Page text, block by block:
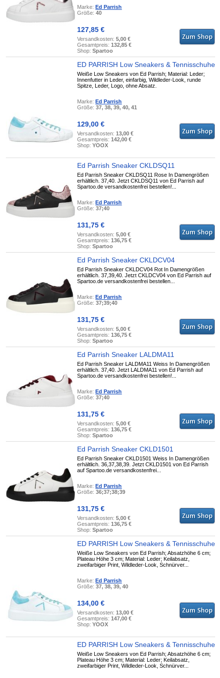
Marke: Ed Parrish
Größe:40
127,85 €
Versandkosten:5,00 €
Gesamtpreis:132,85 €
Shop:Spartoo
ED PARRISH Low Sneakers & Tennisschuhe
Weiße Low Sneakers von Ed Parrish; Material: Leder;
Innenfutter in Leder, einfarbig, Wildleder-Look, runde
Spitze, Leder, Logo, ohne Absatz.
Marke: Ed Parrish
Größe:37, 38, 39, 40, 41
129,00 €
Versandkosten:13,00 €
Gesamtpreis:142,00 €
Shop:YOOX
Ed Parrish Sneaker CKLDSQ11
Ed Parrish Sneaker CKLDSQ11 Rose In Damengrößen
erhältlich. 37,40. Jetzt CKLDSQ11 von Ed Parrish auf
Spartoo.de versandkostenfrei bestellen!...
Marke: Ed Parrish
Größe:37;40
131,75 €
Versandkosten:5,00 €
Gesamtpreis:136,75 €
Shop:Spartoo
Ed Parrish Sneaker CKLDCV04
Ed Parrish Sneaker CKLDCV04 Rot In Damengrößen
erhältlich. 37,39,40. Jetzt CKLDCV04 von Ed Parrish auf
Spartoo.de versandkostenfrei bestellen...
Marke: Ed Parrish
Größe:37;39;40
131,75 €
Versandkosten:5,00 €
Gesamtpreis:136,75 €
Shop:Spartoo
Ed Parrish Sneaker LALDMA11
Ed Parrish Sneaker LALDMA11 Weiss In Damengrößen
erhältlich. 37,40. Jetzt LALDMA11 von Ed Parrish auf
Spartoo.de versandkostenfrei bestellen!...
Marke: Ed Parrish
Größe:37;40
131,75 €
Versandkosten:5,00 €
Gesamtpreis:136,75 €
Shop:Spartoo
Ed Parrish Sneaker CKLD1501
Ed Parrish Sneaker CKLD1501 Weiss In Damengrößen
erhältlich. 36,37,38,39. Jetzt CKLD1501 von Ed Parrish
auf Spartoo.de versandkostenfrei...
Marke: Ed Parrish
Größe:36;37;38;39
131,75 €
Versandkosten:5,00 €
Gesamtpreis:136,75 €
Shop:Spartoo
ED PARRISH Low Sneakers & Tennisschuhe
Weiße Low Sneakers von Ed Parrish; Absatzhöhe 6 cm;
Plateau Höhe 3 cm; Material: Leder; Keilabsatz,
zweifarbiger Print, Wildleder-Look, Schnürver...
Marke: Ed Parrish
Größe:37, 38, 39, 40
134,00 €
Versandkosten:13,00 €
Gesamtpreis:147,00 €
Shop:YOOX
ED PARRISH Low Sneakers & Tennisschuhe
Weiße Low Sneakers von Ed Parrish; Absatzhöhe 6 cm;
Plateau Höhe 3 cm; Material: Leder; Keilabsatz,
zweifarbiger Print, Wildleder-Look, Schnürver...